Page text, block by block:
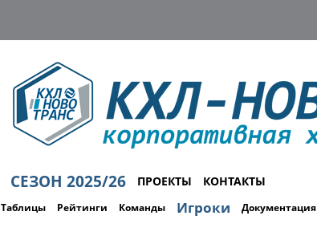
СЕЗОН 2025/26 ПРОЕКТЫ КОНТАКТЫ
Таблицы Рейтинги Команды Игроки Документация